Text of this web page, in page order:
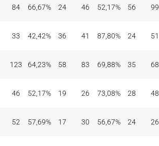
84 66,67% 24 46 52,17% 56 99
33 42,42% 36 41 87,80% 24 51
123 64,23% 58 83 69,88% 35 68
46 52,17% 19 26 73,08% 28 48
52 57,69% 17 30 56,67% 24 26